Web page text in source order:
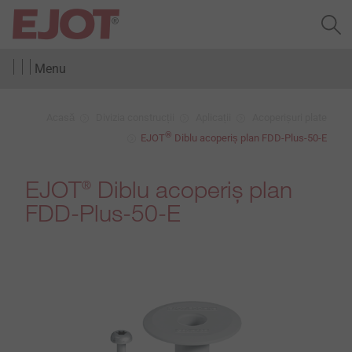
Menu
EJOT® Diblu acoperiș plan FDD-Plus-50-E
EJOT® Diblu acoperiș plan
FDD-Plus-50-E